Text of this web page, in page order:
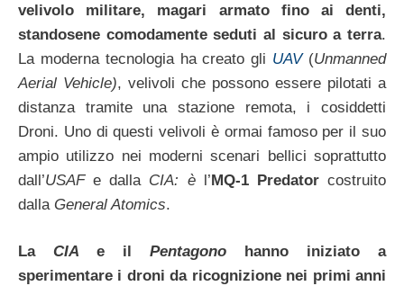
velivolo militare, magari armato fino ai denti,
standosene comodamente seduti al sicuro a terra.
La moderna tecnologia ha creato gli UAV (Unmanned
Aerial Vehicle), velivoli che possono essere pilotati a
distanza tramite una stazione remota, i cosiddetti
Droni. Uno di questi velivoli è ormai famoso per il suo
ampio utilizzo nei moderni scenari bellici soprattutto
dall’USAFe dalla CIA: èl’MQ-1 Predatorcostruito
dalla General Atomics.
La CIA e il Pentagono hanno iniziato a
sperimentare i droni da ricognizione nei primi anni